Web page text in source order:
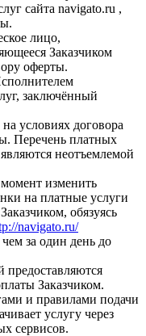
сайта navigato.ru ,
лицо,
Заказчиком
оферты.
заключённый
условиях договора
Перечень платных
неотъемлемой
изменить
на платные услуги
обязуясь
navigato.ru/
за один день до
предоставляются
Заказчиком.
и правилами подачи
услугу через
сервисов.